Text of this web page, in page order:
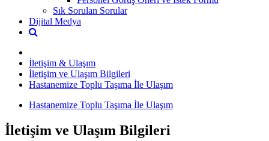
Sık Sorulan Sorular
Dijital Medya
İletişim & Ulaşım
İletişim ve Ulaşım Bilgileri
Hastanemize Toplu Taşıma İle Ulaşım
Hastanemize Toplu Taşıma İle Ulaşım
İletişim ve Ulaşım Bilgileri